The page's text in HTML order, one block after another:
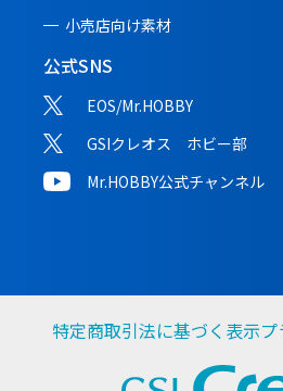
小売店向け素材
公式SNS
EOS/Mr.HOBBY
GSIクレオス ホビー部
Mr.HOBBY公式チャンネル
特定商取引法に基づく表示